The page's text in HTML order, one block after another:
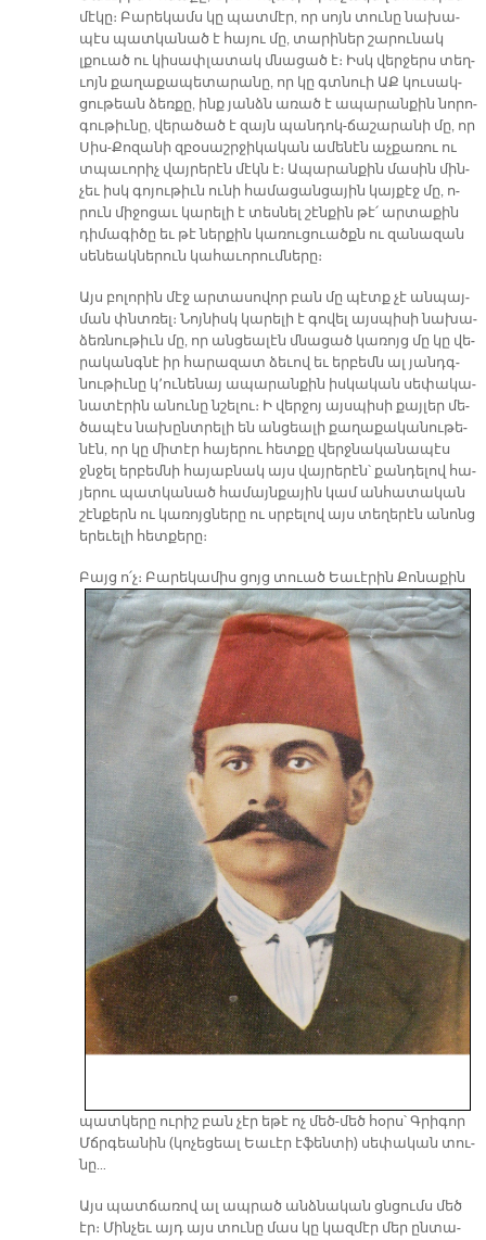
մէ­կը։ Բա­րե­կամս կը պատ­մէր, որ սոյն տու­նը նա­խա­
պէս պատ­կա­նած է հա­յու մը, տա­րի­ներ շա­րու­նակ
լքուած ու կի­սափ­լա­տակ մնա­ցած է։ Իսկ վեր­ջերս տեղ­
ւոյն քա­ղա­քա­պե­տա­րա­նը, որ կը գտնուի ԱՔ կու­սակ­
ցու­թեան ձեռ­քը, ինք յանձն ա­ռած է ա­պա­րան­քին նո­րո­
գու­թիւ­նը, վե­րա­ծած է զայն պան­դոկ-ճա­շա­րա­նի մը, որ
Սիս-Քո­զա­նի զբօ­սաշր­ջի­կա­կան ա­մենէն աչ­քա­ռու ու
տպա­ւո­րիչ վայ­րե­րէն մէկն է։ Ա­պա­րան­քին մա­սին մին­
չեւ իսկ գո­յու­թիւն ու­նի հա­մա­ցան­ցա­յին կայ­քէջ մը, ո­
րուն մի­ջո­ցաւ կա­րե­լի է տես­նել շէն­քին թէ՛ ար­տա­քին
դի­մա­գի­ծը եւ թէ ներ­քին կա­ռու­ցուածքն ու զա­նա­զան
սե­նեակ­նե­րուն կա­հա­ւո­րում­նե­րը։
Այս բո­լո­րին մէջ ար­տա­սո­վոր բան մը պէտք չէ ան­պայ­
ման փնտռել։ Նոյ­նիսկ կա­րե­լի է գո­վել այս­պի­սի նա­խա­
ձեռ­նու­թիւն մը, որ ան­ցեա­լէն մնա­ցած կա­ռոյց մը կը վե­
րա­կանգ­նէ իր հա­րա­զատ ձե­ւով եւ եր­բեմն ալ յանդգ­
նու­թիւ­նը կ՚ու­նե­նայ ա­պա­րան­քին իս­կա­կան սե­փա­կա­
նա­տէ­րին ա­նու­նը նշե­լու։ Ի վեր­ջոյ այս­պի­սի քայ­լեր մե­
ծա­պէս նա­խընտ­րե­լի են ան­ցեա­լի քա­ղա­քա­կա­նու­թե­
նէն, որ կը մի­տէր հա­յե­րու հետ­քը վերջ­նա­կա­նա­պէս
ջնջել եր­բեմ­նի հա­յաբ­նակ այս վայ­րե­րէն՝ քան­դե­լով հա­
յե­րու պատ­կա­նած հա­մայն­քա­յին կամ ան­հա­տա­կան
շէն­քերն ու կա­ռոյց­նե­րը ու սրբե­լով այս տե­ղե­րէն ա­նոնց
ե­րե­ւե­լի հետ­քե­րը։
Բայց ո՛չ։ Բա­րե­կա­միս ցոյց տուած Եա­ւէ­րին Քո­նա­քին
պատ­կե­րը ու­րիշ բան չէր ե­թէ ոչ մեծ-մեծ հօրս՝ Գրի­գոր
Մճրգեա­նին (կո­չե­ցեալ Եա­ւէր է­ֆեն­տի) սե­փա­կան տու­
նը…
Այս պատ­ճա­ռով ալ ապ­րած անձ­նա­կան ցնցումս մեծ
էր։ Մին­չեւ այդ այս տու­նը մաս կը կազ­մէր մեր ըն­տա­